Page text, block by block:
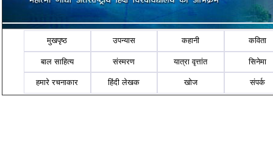
मुखपृष्ठ उपन्यास कहानी कविता
बाल साहित्य संस्मरण यात्रा वृत्तांत सिनेमा
हमारे रचनाकार हिंदी लेखक खोज संपर्क